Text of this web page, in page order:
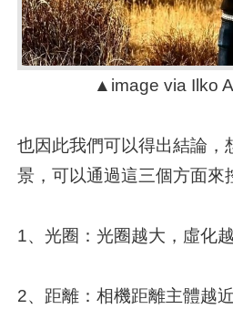
▲image via Ilko
也因此我們可以得出結論，
景，可以通過這三個方面來
1、光圈：光圈越大，虛化
2、距離：相機距離主體越